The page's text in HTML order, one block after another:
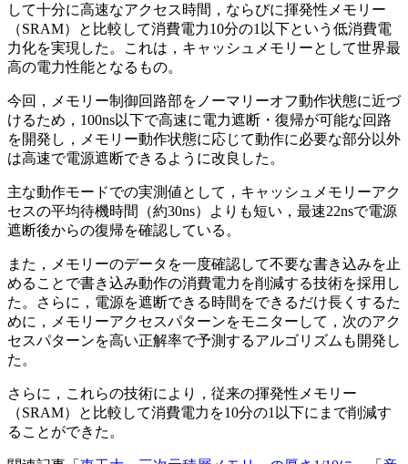
して十分に高速なアクセス時間，ならびに揮発性メモリー
（SRAM）と比較して消費電力10分の1以下という低消費電
力化を実現した。これは，キャッシュメモリーとして世界最
高の電力性能となるもの。
今回，メモリー制御回路部をノーマリーオフ動作状態に近づ
けるため，100ns以下で高速に電力遮断・復帰が可能な回路
を開発し，メモリー動作状態に応じて動作に必要な部分以外
は高速で電源遮断できるように改良した。
主な動作モードでの実測値として，キャッシュメモリーアク
セスの平均待機時間（約30ns）よりも短い，最速22nsで電源
遮断後からの復帰を確認している。
また，メモリーのデータを一度確認して不要な書き込みを止
めることで書き込み動作の消費電力を削減する技術を採用し
た。さらに，電源を遮断できる時間をできるだけ長くするた
めに，メモリーアクセスパターンをモニターして，次のアク
セスパターンを高い正解率で予測するアルゴリズムも開発し
た。
さらに，これらの技術により，従来の揮発性メモリー
（SRAM）と比較して消費電力を10分の1以下にまで削減す
ることができた。